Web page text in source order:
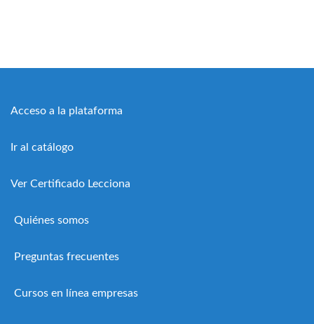
Acceso a la plataforma
Ir al catálogo
Ver Certificado Lecciona
Quiénes somos
Preguntas frecuentes
Cursos en línea empresas